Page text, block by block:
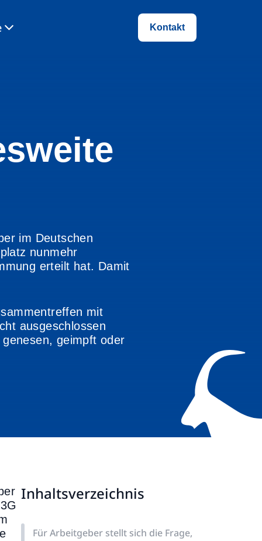
Kontakt
im Deutschen
nunmehr
erteilt hat. Damit
mit
ausgeschlossen
geimpft oder
Inhaltsverzeichnis
Für Arbeitgeber stellt sich die Frage,